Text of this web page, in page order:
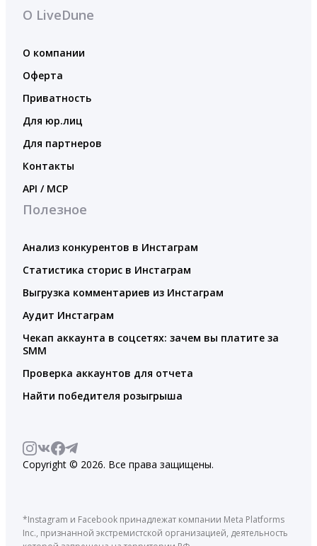
О LiveDune
О компании
Оферта
Приватность
Для юр.лиц
Для партнеров
Контакты
API / MCP
Полезное
Анализ конкурентов в Инстаграм
Статистика сторис в Инстаграм
Выгрузка комментариев из Инстаграм
Аудит Инстаграм
Чекап аккаунта в соцсетях: зачем вы платите за
SMM
Проверка аккаунтов для отчета
Найти победителя розыгрыша
Copyright © 2026. Все права защищены.
*Instagram и Facebook принадлежат компании Meta Platforms
Inc., признанной экстремистской организацией, деятельность